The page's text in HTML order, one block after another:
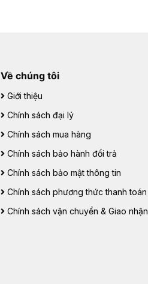
Về chúng tôi
Giới thiệu
Chính sách đại lý
Chính sách mua hàng
Chính sách bảo hành đổi trả
Chính sách bảo mật thông tin
Chính sách phương thức thanh toán
Chính sách vận chuyển & Giao nhận